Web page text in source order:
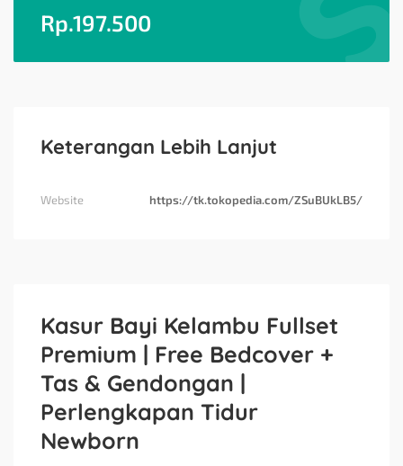
Rp.197.500
Keterangan Lebih Lanjut
Website https://tk.tokopedia.com/ZSuBUkLB5/
Kasur Bayi Kelambu Fullset
Premium | Free Bedcover +
Tas & Gendongan |
Perlengkapan Tidur
Newborn